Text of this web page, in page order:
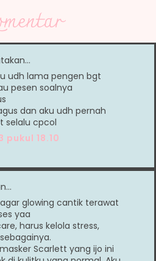
udh lama pengen bgt
pesen soalnya
dan aku udh pernah
selalu cpcol
pukul 18.10
glowing cantik terawat
yaa
harus kelola stress,
Scarlett yang ijo ini